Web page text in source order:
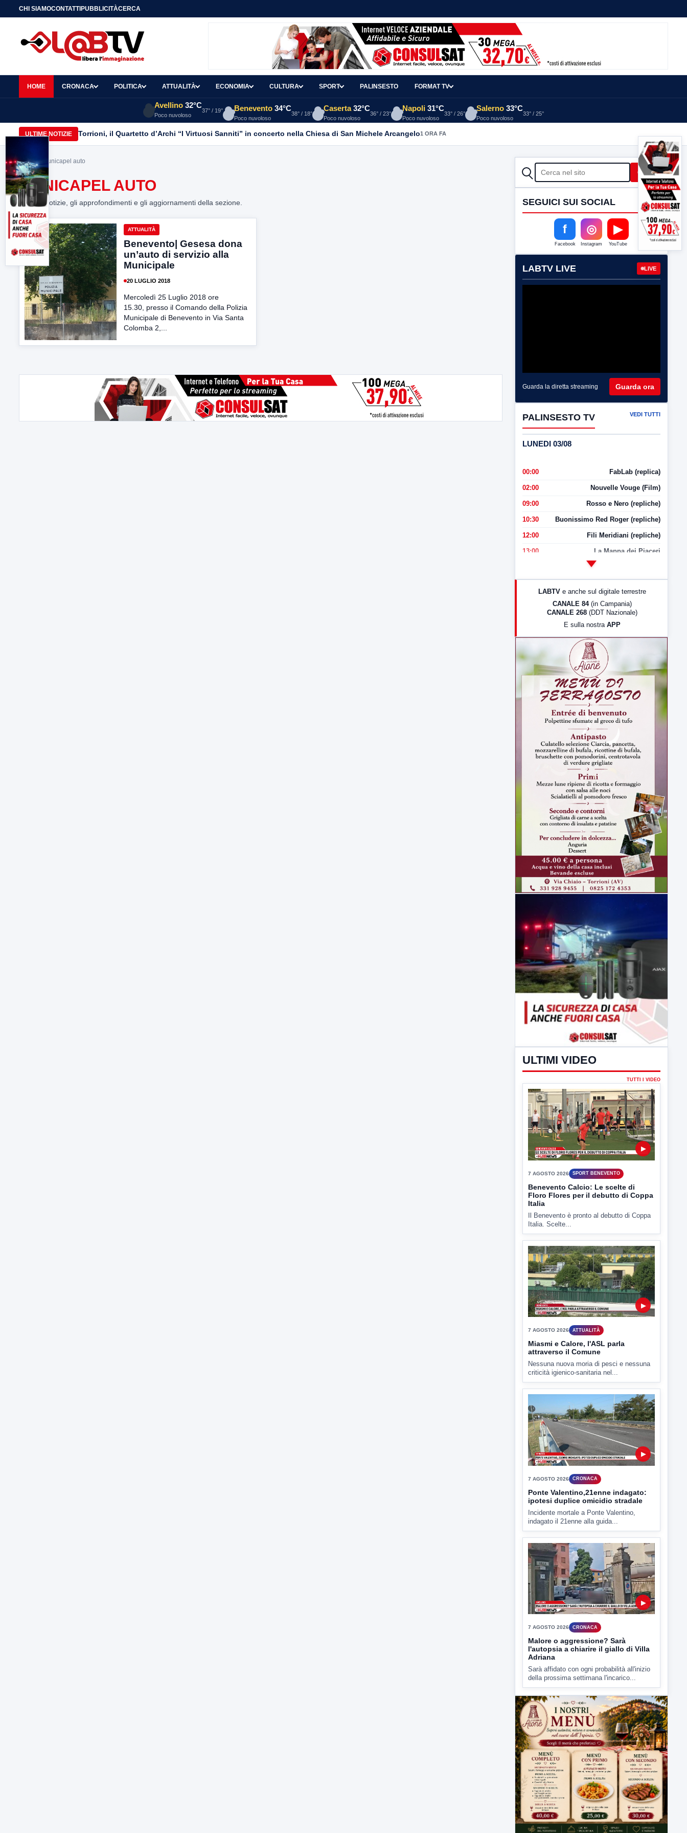
CHI SIAMOCONTATTIPUBBLICITÀCERCA
HOME CRONACA POLITICA ATTUALITÀ ECONOMIA CULTURA SPORT PALINSESTO FORMAT TV
Avellino 32°C
Poco nuvoloso
37° / 19° Benevento 34°C
Poco nuvoloso
38° / 18°
Caserta 32°C
Poco nuvoloso
36° / 23°
Napoli 31°C
Poco nuvoloso
33° / 26°
Salerno 33°C
Poco nuvoloso
33° / 25°
ULTIME NOTIZIE Torrioni, il Quartetto d’Archi “I Virtuosi Sanniti” in concerto nella Chiesa di San Michele Arcangelo1 ORA FA
Home> municapel auto
MUNICAPEL AUTO
Tutte le notizie, gli approfondimenti e gli aggiornamenti della sezione.
ATTUALITÀ
Benevento| Gesesa dona
un’auto di servizio alla
Municipale
20 LUGLIO 2018
Mercoledì 25 Luglio 2018 ore
15.30, presso il Comando della Polizia
Municipale di Benevento in Via Santa
Colomba 2,...
CERCA Cerca
SEGUICI SUI SOCIAL
f
Facebook
◎
Instagram
▶
YouTube
LABTV LIVE LIVE
Guarda la diretta streaming Guarda ora
PALINSESTO TV VEDI TUTTI
LUNEDI 03/08
00:00 FabLab (replica)
02:00 Nouvelle Vouge (Film)
09:00 Rosso e Nero (repliche)
10:30 Buonissimo Red Roger (repliche)
12:00 Fili Meridiani (repliche)
13:00 La Mappa dei Piaceri
LabNews (Diretta)
LabNews (replica)
LABTV e anche sul digitale terrestre
CANALE 84 (in Campania)
CANALE 268 (DDT Nazionale)
E sulla nostra APP
ULTIMI VIDEO
▶
7 AGOSTO 2026 SPORT BENEVENTO
Benevento Calcio: Le scelte di
Floro Flores per il debutto di Coppa
Italia
Il Benevento è pronto al debutto di Coppa
Italia. Scelte...
▶
7 AGOSTO 2026 ATTUALITÀ
Miasmi e Calore, l'ASL parla
attraverso il Comune
Nessuna nuova moria di pesci e nessuna
criticità igienico-sanitaria nel...
▶
7 AGOSTO 2026 CRONACA
Ponte Valentino,21enne indagato:
ipotesi duplice omicidio stradale
Incidente mortale a Ponte Valentino,
indagato il 21enne alla guida...
▶
7 AGOSTO 2026 CRONACA
Malore o aggressione? Sarà
l'autopsia a chiarire il giallo di Villa
Adriana
Sarà affidato con ogni probabilità all'inizio
della prossima settimana l'incarico...